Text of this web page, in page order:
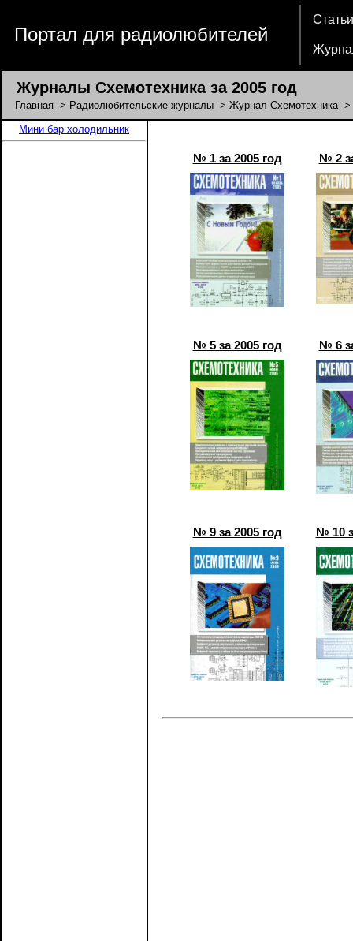
Портал для радиолюбителей
Статьи
Журналы Схемотехника за 2005 год
Главная -> Радиолюбительские журналы -> Журнал Схемотехника->
Мини бар холодильник
№ 1 за 2005 год № 2
№ 5 за 2005 год № 6
№ 9 за 2005 год № 10